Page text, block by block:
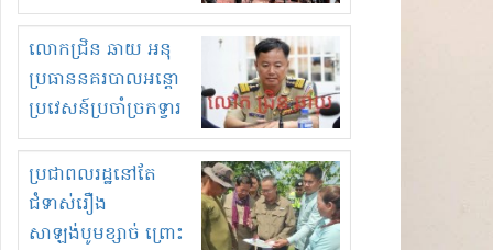
ចូល មកខុស
ច្បាប់លួចបូមខ្សាច់នៅ
ក្នុងប្រទេសកម្ពុជា
លោកជ្រិន ឆាយ អនុ
ប្រធាននគរបាលអន្តោ
ប្រវេសន៍ប្រចាំច្រកទ្វារ
ព្រំដែនភ្នំឌិន និងឈ្មួញ
មួយចំនួនទៀត
កំពង់តែគុបគិតគ្នា
ធ្វើសកម្មភាពរកស៊ីនិង
ប្រជាពលរដ្ឋនៅតែ
ជំទាស់រឿង
សាឡង់បូមខ្សាច់ ព្រោះ